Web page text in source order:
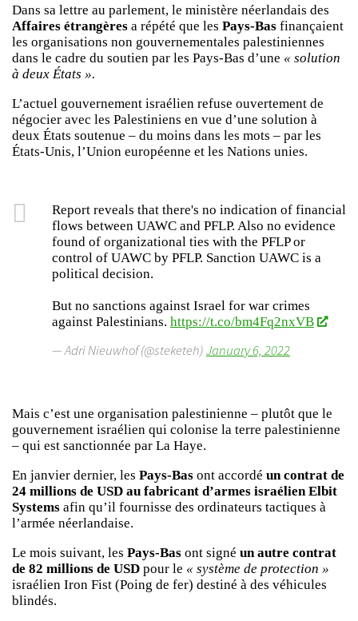
Dans sa lettre au parlement, le ministère néerlandais des
Affaires étrangères a répété que les Pays-Bas finançaient
les organisations non gouvernementales palestiniennes
dans le cadre du soutien par les Pays-Bas d’une « solution
à deux États ».
L’actuel gouvernement israélien refuse ouvertement de
négocier avec les Palestiniens en vue d’une solution à
deux États soutenue – du moins dans les mots – par les
États-Unis, l’Union européenne et les Nations unies.
Report reveals that there's no indication of financial
flows between UAWC and PFLP. Also no evidence
found of organizational ties with the PFLP or
control of UAWC by PFLP. Sanction UAWC is a
political decision.
But no sanctions against Israel for war crimes
against Palestinians. https://t.co/bm4Fq2nxVB
— Adri Nieuwhof (@steketeh)January 6, 2022
Mais c’est une organisation palestinienne – plutôt que le
gouvernement israélien qui colonise la terre palestinienne
– qui est sanctionnée par La Haye.
En janvier dernier, les Pays-Bas ont accordé un contrat de
24 millions de USD au fabricant d’armes israélien Elbit
Systems afin qu’il fournisse des ordinateurs tactiques à
l’armée néerlandaise.
Le mois suivant, les Pays-Bas ont signé un autre contrat
de 82 millions de USD pour le « système de protection »
israélien Iron Fist (Poing de fer) destiné à des véhicules
blindés.